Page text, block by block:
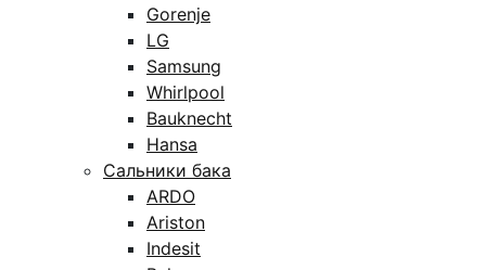
Gorenje
LG
Samsung
Whirlpool
Bauknecht
Hansa
Сальники бака
ARDO
Ariston
Indesit